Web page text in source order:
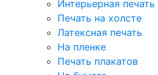
Интерьерная печать
Печать на холсте
Латексная печать
На пленке
Печать плакатов